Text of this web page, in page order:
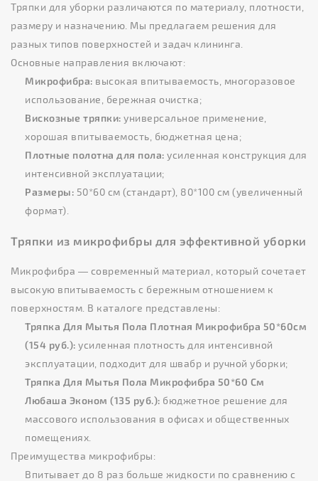
Тряпки для уборки различаются по материалу, плотности,
размеру и назначению. Мы предлагаем решения для
разных типов поверхностей и задач клининга.
Основные направления включают:
Микрофибра: высокая впитываемость, многоразовое
использование, бережная очистка;
Вискозные тряпки: универсальное применение,
хорошая впитываемость, бюджетная цена;
Плотные полотна для пола: усиленная конструкция для
интенсивной эксплуатации;
Размеры: 50*60 см (стандарт), 80*100 см (увеличенный
формат).
Тряпки из микрофибры для эффективной уборки
Микрофибра — современный материал, который сочетает
высокую впитываемость с бережным отношением к
поверхностям. В каталоге представлены:
Тряпка Для Мытья Пола Плотная Микрофибра 50*60см
(154 руб.): усиленная плотность для интенсивной
эксплуатации, подходит для швабр и ручной уборки;
Тряпка Для Мытья Пола Микрофибра 50*60 См
Любаша Эконом (135 руб.): бюджетное решение для
массового использования в офисах и общественных
помещениях.
Преимущества микрофибры:
Впитывает до 8 раз больше жидкости по сравнению с